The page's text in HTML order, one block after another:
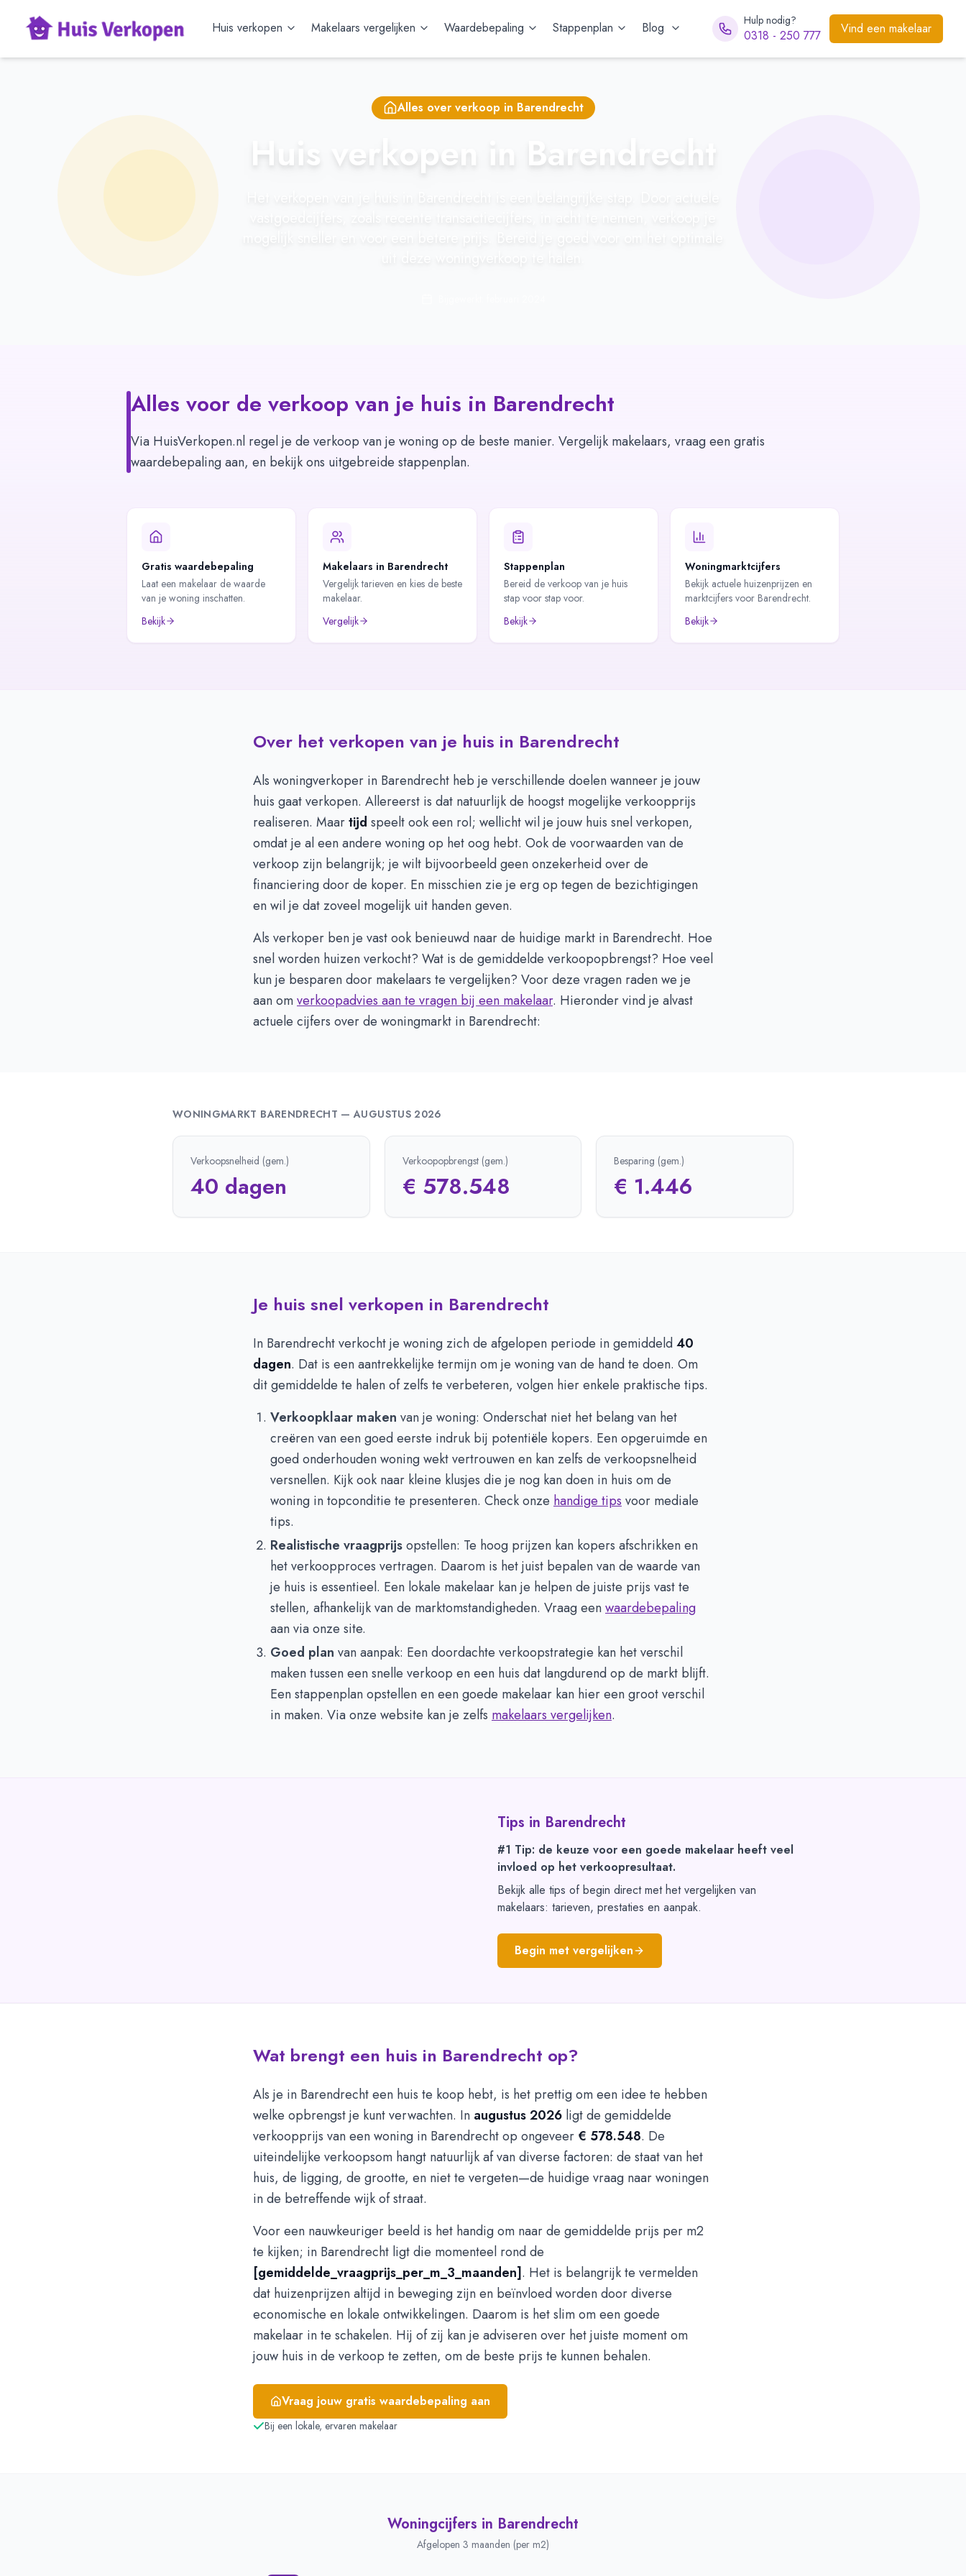
Huis verkopen Makelaars vergelijken Waardebepaling Stappenplan Blog Hulp nodig?
0318 - 250 777 Vind een makelaar
Alles over verkoop in Barendrecht
Huis verkopen in Barendrecht
Alles voor de verkoop van je huis in Barendrecht
Via HuisVerkopen.nl regel je de verkoop van je woning op de beste manier. Vergelijk makelaars, vraag een gratis
waardebepaling aan, en bekijk ons uitgebreide stappenplan.
Gratis waardebepaling
Laat een makelaar de waarde
van je woning inschatten.
Bekijk
Makelaars in Barendrecht
Vergelijk tarieven en kies de beste
makelaar.
Vergelijk
Stappenplan
Bereid de verkoop van je huis
stap voor stap voor.
Bekijk
Woningmarktcijfers
Bekijk actuele huizenprijzen en
marktcijfers voor Barendrecht.
Bekijk
Over het verkopen van je huis in Barendrecht
Als woningverkoper in Barendrecht heb je verschillende doelen wanneer je jouw
huis gaat verkopen. Allereerst is dat natuurlijk de hoogst mogelijke verkoopprijs
realiseren. Maartijd speelt ook een rol; wellicht wil je jouw huis snel verkopen,
omdat je al een andere woning op het oog hebt. Ook de voorwaarden van de
verkoop zijn belangrijk; je wilt bijvoorbeeld geen onzekerheid over de
financiering door de koper. En misschien zie je erg op tegen de bezichtigingen
en wil je dat zoveel mogelijk uit handen geven.
Als verkoper ben je vast ook benieuwd naar de huidige markt in Barendrecht. Hoe
snel worden huizen verkocht? Wat is de gemiddelde verkoopopbrengst? Hoe veel
kun je besparen door makelaars te vergelijken? Voor deze vragen raden we je
aan omverkoopadvies aan te vragen bij een makelaar. Hieronder vind je alvast
actuele cijfers over de woningmarkt in Barendrecht:
WONINGMARKT BARENDRECHT —AUGUSTUS 2026
Verkoopsnelheid (gem.)
40 dagen
Verkoopopbrengst (gem.)
€ 578.548
Besparing (gem.)
€ 1.446
Je huis snel verkopen in Barendrecht
In Barendrecht verkocht je woning zich de afgelopen periode in gemiddeld40
dagen. Dat is een aantrekkelijke termijn om je woning van de hand te doen. Om
dit gemiddelde te halen of zelfs te verbeteren, volgen hier enkele praktische tips.
Verkoopklaar maken van je woning: Onderschat niet het belang van het
creëren van een goed eerste indruk bij potentiële kopers. Een opgeruimde en
goed onderhouden woning wekt vertrouwen en kan zelfs de verkoopsnelheid
versnellen. Kijk ook naar kleine klusjes die je nog kan doen in huis om de
woning in topconditie te presenteren. Check onze handige tips voor mediale
tips.
Realistische vraagprijsopstellen: Te hoog prijzen kan kopers afschrikken en
het verkoopproces vertragen. Daarom is het juist bepalen van de waarde van
je huis is essentieel. Een lokale makelaar kan je helpen de juiste prijs vast te
stellen, afhankelijk van de marktomstandigheden. Vraag eenwaardebepaling
aan via onze site.
Goed plan van aanpak: Een doordachte verkoopstrategie kan het verschil
maken tussen een snelle verkoop en een huis dat langdurend op de markt blijft.
Een stappenplan opstellen en een goede makelaar kan hier een groot verschil
in maken. Via onze website kan je zelfs makelaars vergelijken.
Tips in Barendrecht
#1 Tip: de keuze voor een goede makelaar heeft veel
invloed op het verkoopresultaat.
Bekijk alle tips of begin direct met het vergelijken van
makelaars: tarieven, prestaties en aanpak.
Begin met vergelijken
Wat brengt een huis in Barendrecht op?
Als je in Barendrecht een huis te koop hebt, is het prettig om een idee te hebben
welke opbrengst je kunt verwachten. In augustus 2026 ligt de gemiddelde
verkoopprijs van een woning in Barendrecht op ongeveer € 578.548. De
uiteindelijke verkoopsom hangt natuurlijk af van diverse factoren: de staat van het
huis, de ligging, de grootte, en niet te vergeten—de huidige vraag naar woningen
in de betreffende wijk of straat.
Voor een nauwkeuriger beeld is het handig om naar de gemiddelde prijs per m2
te kijken; in Barendrecht ligt die momenteel rond de
[gemiddelde_vraagprijs_per_m_3_maanden]. Het is belangrijk te vermelden
dat huizenprijzen altijd in beweging zijn en beïnvloed worden door diverse
economische en lokale ontwikkelingen. Daarom is het slim om een goede
makelaar in te schakelen. Hij of zij kan je adviseren over het juiste moment om
jouw huis in de verkoop te zetten, om de beste prijs te kunnen behalen.
Vraag jouw gratis waardebepaling aan
Bij een lokale, ervaren makelaar
Woningcijfers in Barendrecht
Afgelopen 3 maanden (per m2)